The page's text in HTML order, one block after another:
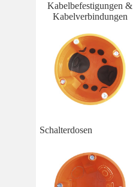
Kabelbefestigungen &
Kabelverbindungen
Schalterdosen